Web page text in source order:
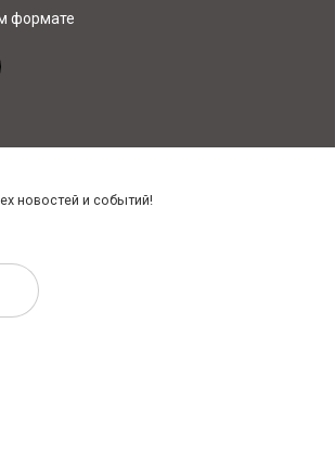
формате
новостей и событий!